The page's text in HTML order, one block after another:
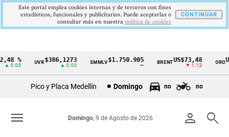
Cintillo
Colombia
%
0.05
UVR$386,1273
▲ 0.03
SMMLV$1.750.905 BRENTUS$73,48
▼ 1.12
ORO
Pico y Placa Medellín Domingo no no
person search
Domingo, 9 de Agosto de 2026
menu
Este portal emplea cookies internas y de terceros con fines
estadísticos, funcionales y publicitarios. Puede aceptarlas o
consultar más en nuestra politica de cookies
CONTINUAR